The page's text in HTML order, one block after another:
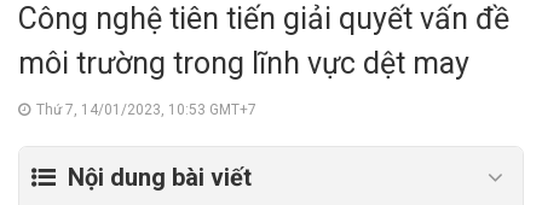
Công nghệ tiên tiến giải quyết vấn đề
môi trường trong lĩnh vực dệt may
Thứ 7, 14/01/2023, 10:53 GMT+7
Nội dung bài viết